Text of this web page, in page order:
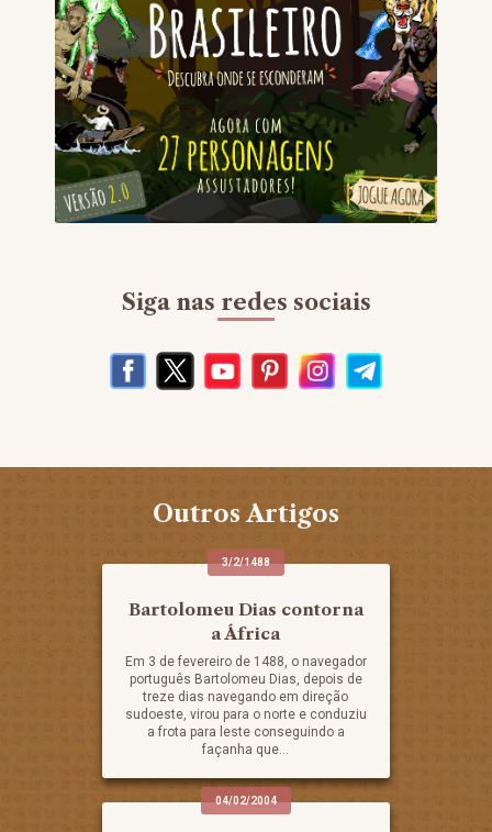
Siga nas redes sociais
Outros Artigos
3/2/1488
Bartolomeu Dias contorna
a África
Em 3 de fevereiro de 1488, o navegador
português Bartolomeu Dias, depois de
treze dias navegando em direção
sudoeste, virou para o norte e conduziu
a frota para leste conseguindo a
façanha que...
04/02/2004